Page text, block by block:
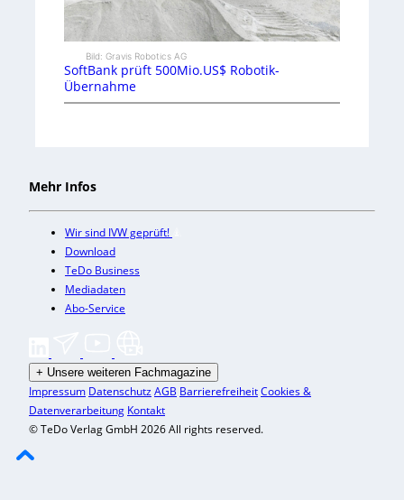
Bild: Gravis Robotics AG
SoftBank prüft 500Mio.US$ Robotik-
Übernahme
Mehr Infos
Wir sind IVW geprüft!
Download
TeDo Business
Mediadaten
Abo-Service
+ Unsere weiteren Fachmagazine
Impressum DatenschutzAGB BarrierefreiheitCookies &
Datenverarbeitung Kontakt
© TeDo Verlag GmbH 2026 All rights reserved.